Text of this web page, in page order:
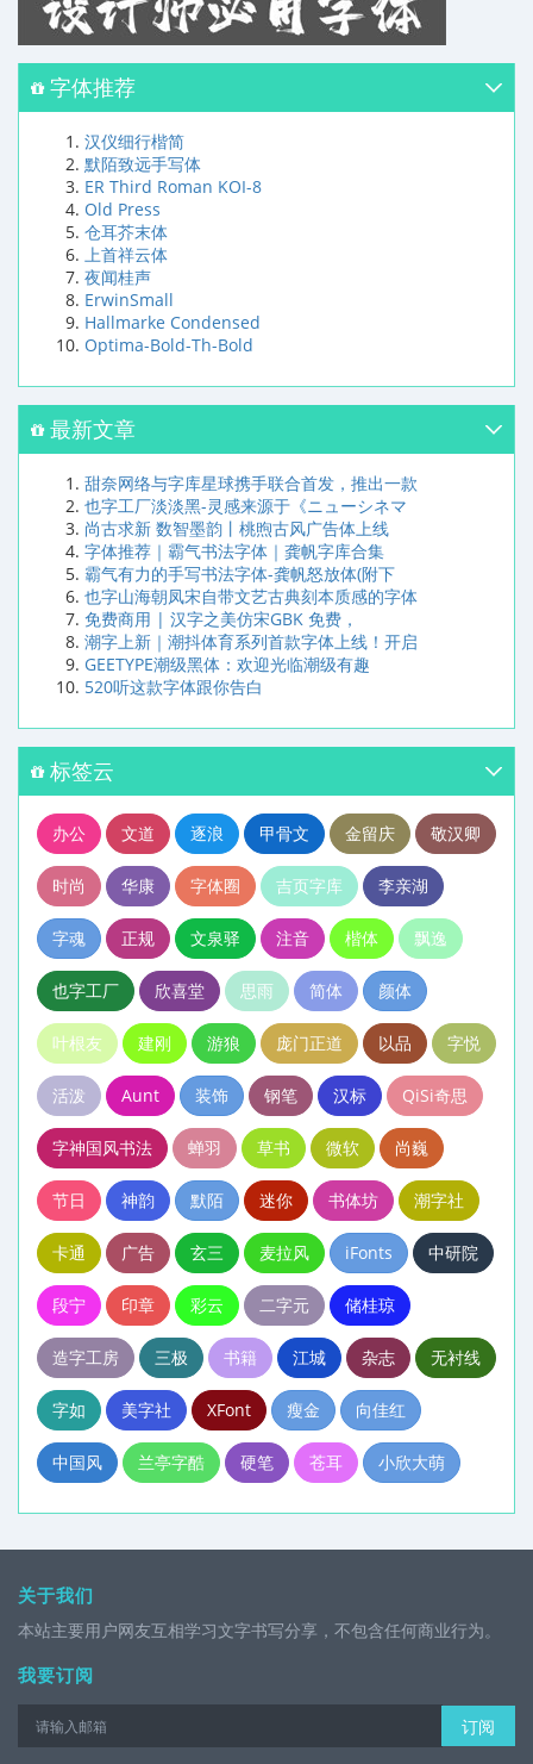
字体推荐
汉仪细行楷简
默陌致远手写体
ER Third Roman KOI-8
Old Press
仓耳芥末体
上首祥云体
夜闻桂声
ErwinSmall
Hallmarke Condensed
Optima-Bold-Th-Bold
最新文章
甜奈网络与字库星球携手联合首发，推出一款
也字工厂淡淡黑-灵感来源于《ニューシネマ
尚古求新 数智墨韵丨桃煦古风广告体上线
字体推荐｜霸气书法字体｜龚帆字库合集
霸气有力的手写书法字体-龚帆怒放体(附下
也字山海朝凤宋自带文艺古典刻本质感的字体
免费商用 | 汉字之美仿宋GBK 免费，
潮字上新｜潮抖体育系列首款字体上线！开启
GEETYPE潮级黑体：欢迎光临潮级有趣
520听这款字体跟你告白
标签云
办公 文道 逐浪 甲骨文 金留庆 敬汉卿
时尚 华康 字体圈 吉页字库 李亲湖
字魂 正规 文泉驿 注音 楷体 飘逸
也字工厂 欣喜堂 思雨 简体 颜体
叶根友 建刚 游狼 庞门正道 以品 字悦
活泼 Aunt 装饰 钢笔 汉标 QiSi奇思
字神国风书法 蝉羽 草书 微软 尚巍
节日 神韵 默陌 迷你 书体坊 潮字社
卡通 广告 玄三 麦拉风 iFonts 中研院
段宁 印章 彩云 二字元 储桂琼
造字工房 三极 书籍 江城 杂志 无衬线
字如 美字社 XFont 瘦金 向佳红
中国风 兰亭字酷 硬笔 苍耳 小欣大萌
关于我们
本站主要用户网友互相学习文字书写分享，不包含任何商业行为。
我要订阅
订阅